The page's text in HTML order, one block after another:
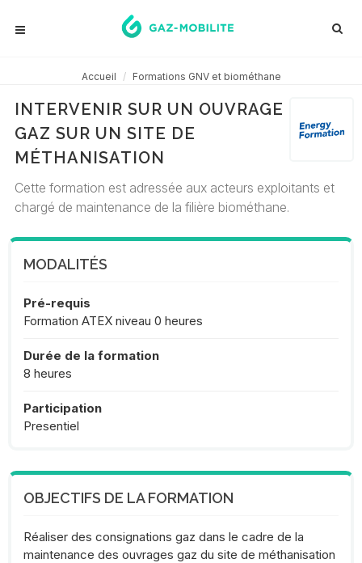
Accueil Formations GNV et biométhane
INTERVENIR SUR UN OUVRAGE
GAZ SUR UN SITE DE
MÉTHANISATION
Cette formation est adressée aux acteurs exploitants et
chargé de maintenance de la filière biométhane.
MODALITÉS
Pré-requis
Formation ATEX niveau 0 heures
Durée de la formation
8 heures
Participation
Presentiel
OBJECTIFS DE LA FORMATION
Réaliser des consignations gaz dans le cadre de la
maintenance des ouvrages gaz du site de méthanisation